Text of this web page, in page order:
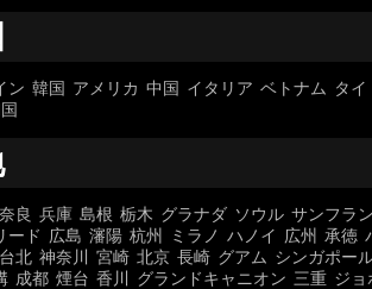
ン 韓国 アメリカ 中国 イタリア ベトナム
タイ
奈良 兵庫 島根 栃木 グラナダ ソウル サンフラ
ード 広島 瀋陽 杭州 ミラノ ハノイ 広州 承徳
台北 神奈川 宮崎 北京 長崎 グアム シンガポー
成都 煙台 香川 グランドキャニオン 三重 ジョ